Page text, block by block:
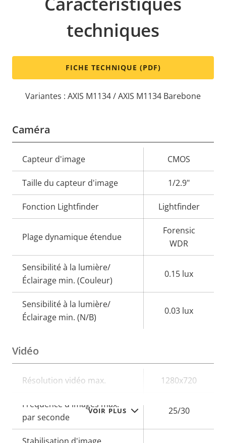
VOIR PLUS
techniques
FICHE TECHNIQUE (PDF)
Variantes : AXIS M1134 / AXIS M1134 Barebone
Caméra
Description
de la
propriété
la
propriété
Capteur d'image CMOS
Taille du capteur d'image 1/2.9"
Fonction Lightfinder Lightfinder
Plage dynamique étendue
Forensic
WDR
Sensibilité à la lumière/
Éclairage min. (Couleur)
0.15 lux
Sensibilité à la lumière/
Éclairage min. (N/B)
0.03 lux
Vidéo
Description
propriété
Valeur de
propriété
Résolution vidéo max. 1280x720
Fréquence d'images max.
par seconde
25/30